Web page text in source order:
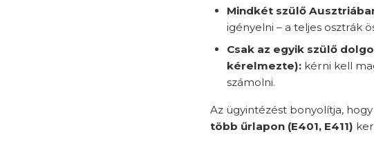
Mindkét szülő
igényelni – a teljes osztrák
Csak az egyik szülő
kérelmezte): kérni kell
számolni.
Az ügyintézést bonyolítja,
több űrlapon (E401, E411)